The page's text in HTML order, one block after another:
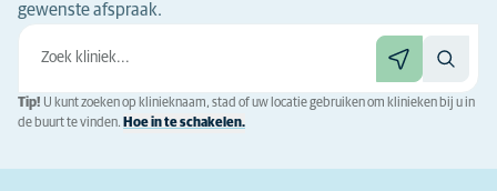
gewenste afspraak.
Tip! U kunt zoeken op klinieknaam, stad of uw locatie gebruiken om klinieken bij u in
de buurt te vinden. Hoe in te schakelen.